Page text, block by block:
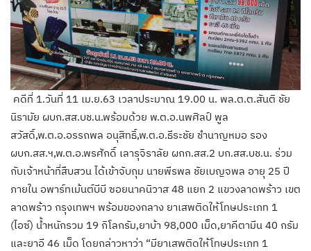
คดีที่ 1.วันที่ 11 เม.ย.63 เวลาประมาณ 19.00 น. พล.ต.ต.สันติ ชัย
นิรามัย ผบก.สส.บช.น.พร้อมด้วย พ.ต.อ.นพศิลป์ พูล
สวัสดิ์,พ.ต.อ.อรรถพล อนุสิทธิ์,พ.ต.อ.ธีระชัย ชำนาญหมอ รอง
ผบก.สส.ฯ,พ.ต.อ.พรศักดิ์ เลารุจิราลัย ผกก.สส.2 บก.สส.บช.น. ร่วม
กับเจ้าหน้าที่สืบสวน ได้เข้าจับกุม นายพีรพล ชัยเบญจพล อายุ 25 ปี
ภายใน อพาร์ทเม้นต์บีบี ซอยนาคนิวาส 48 แยก 2 แขวงลาดพร้าว เขต
ลาดพร้าว กรุงเทพฯ พร้อมของกลาง ยาเสพติดให้โทษประเภท 1
(ไอซ์) น้ำหนักรวม 19 กิโลกรัม,ยาบ้า 98,000 เม็ด,ยาคีตามีน 40 กรัม​
และยาอี 46 เม็ด โดยกล่าวหาว่า “มียาเสพติดให้โทษประเภท 1